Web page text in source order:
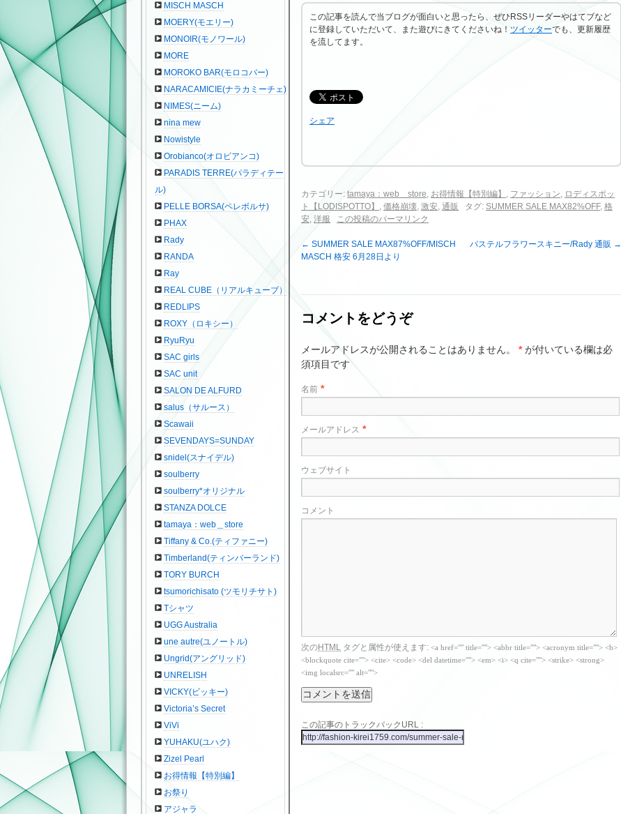
この記事を読んで当ブログが面白いと思ったら、ぜひRSSリーダーやはてブなど
に登録していただいて、また遊びにきてくださいね！ ツイッターでも、更新履歴
を流してます。
シェア
カテゴリー: tamaya：web＿store, お得情報【特別編】 , ファッション, ロディスポッ
ト【LODISPOTTO】 , 価格崩壊, 激安, 通販 タグ: SUMMER SALE MAX82%OFF, 格
安, 洋服 この投稿のパーマリンク
← SUMMER SALE MAX87%OFF/MISCH
MASCH 格安 6月28日より
パステルフラワースキニー/Rady 通販 →
コメントをどうぞ
メールアドレスが公開されることはありません。 *が付いている欄は必
須項目です
名前 *
メールアドレス *
ウェブサイト
コメント
次のHTML タグと属性が使えます: <a href="" title=""> <abbr title=""> <acronym title=""> <b>
<blockquote cite=""> <cite> <code> <del datetime=""> <em> <i> <q cite=""> <strike> <strong>
<img localsrc="" alt="">
この記事のトラックバックURL :
MISCH MASCH
MOERY(モエリー)
MONOIR(モノワール)
MORE
MOROKO BAR(モロコバー)
NARACAMICIE(ナラカミーチェ)
NIMES(ニーム)
nina mew
Nowistyle
Orobianco(オロビアンコ)
PARADIS TERRE(パラディテー
ル)
PELLE BORSA(ペレボルサ)
PHAX
Rady
RANDA
Ray
REAL CUBE（リアルキューブ）
REDLIPS
ROXY（ロキシー）
RyuRyu
SAC girls
SAC unit
SALON DE ALFURD
salus（サルース）
Scawaii
SEVENDAYS=SUNDAY
snidel(スナイデル)
soulberry
soulberry*オリジナル
STANZA DOLCE
tamaya：web＿store
Tiffany & Co.(ティファニー)
Timberland(ティンバーランド)
TORY BURCH
tsumorichisato (ツモリチサト)
Tシャツ
UGG Australia
une autre(ユノートル)
Ungrid(アングリッド)
UNRELISH
VICKY(ビッキー)
Victoria’s Secret
ViVi
YUHAKU(ユハク)
Zizel Pearl
お得情報【特別編】
お祭り
アジャラ